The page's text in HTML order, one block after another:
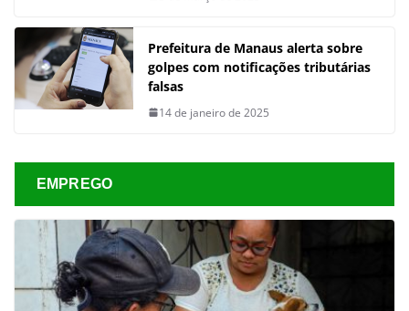
Prefeitura de Manaus alerta sobre
golpes com notificações tributárias
falsas
14 de janeiro de 2025
EMPREGO